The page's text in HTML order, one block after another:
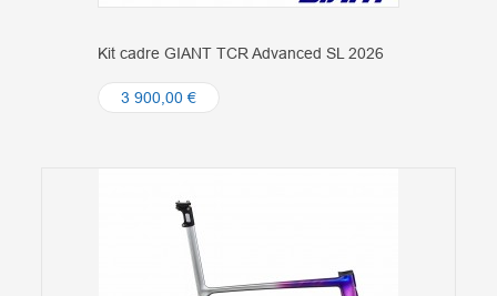
Kit cadre GIANT TCR Advanced SL 2026
3 900,00 €